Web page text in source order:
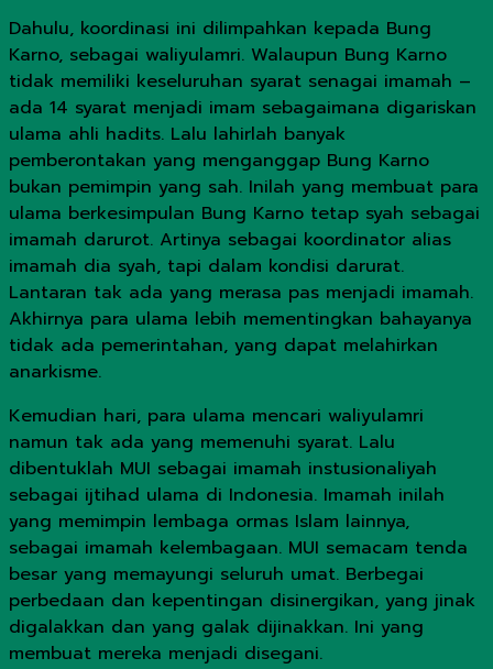
Dahulu, koordinasi ini dilimpahkan kepada Bung
Karno, sebagai waliyulamri. Walaupun Bung Karno
tidak memiliki keseluruhan syarat senagai imamah –
ada 14 syarat menjadi imam sebagaimana digariskan
ulama ahli hadits. Lalu lahirlah banyak
pemberontakan yang menganggap Bung Karno
bukan pemimpin yang sah. Inilah yang membuat para
ulama berkesimpulan Bung Karno tetap syah sebagai
imamah darurot. Artinya sebagai koordinator alias
imamah dia syah, tapi dalam kondisi darurat.
Lantaran tak ada yang merasa pas menjadi imamah.
Akhirnya para ulama lebih mementingkan bahayanya
tidak ada pemerintahan, yang dapat melahirkan
anarkisme.
Kemudian hari, para ulama mencari waliyulamri
namun tak ada yang memenuhi syarat. Lalu
dibentuklah MUI sebagai imamah instusionaliyah
sebagai ijtihad ulama di Indonesia. Imamah inilah
yang memimpin lembaga ormas Islam lainnya,
sebagai imamah kelembagaan. MUI semacam tenda
besar yang memayungi seluruh umat. Berbegai
perbedaan dan kepentingan disinergikan, yang jinak
digalakkan dan yang galak dijinakkan. Ini yang
membuat mereka menjadi disegani.